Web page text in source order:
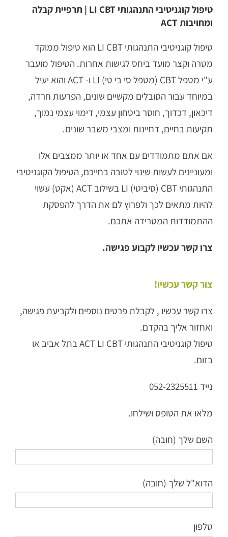
טיפול קוגניטיבי התנהגותי LI CBT | תרפיית קבלה
ומחויבות ACT
טיפול קוגניטיבי התנהגותי LI CBT הוא טיפול ממוקד
מטרה וקצר מועד ביחס לגישות אחרות. הטיפול מועבר
ע"י מטפל CBT (מטפל סי בי טי) LI ו- ACT והוא יעיל
במיוחד עבור הסובלים מקשיים שונים, הפרעות חרדה,
דיכאון, דכדוך, חוסר ביטחון עצמי, דימוי עצמי נמוך,
תקיעות בחיים, דחיינות ומצבי משבר שונים.
אם אתם מתמודדים עם אחד או יותר ממצבים אלו
ומעוניינים לעשות שינוי לטובה בחייכם, הטיפול הקוגניטיבי
התנהגותי CBT (סיביטי) LI בשילוב ACT (אקט) עשוי
להיות מתאים לכך ולפרוץ לם את הדרך להפסקת
ההתמודדות המטרידה אתכם.
צרו קשר עכשיו לקבוע פגישה.
צור קשר עכשיו!
צרו קשר עכשיו , לקבלת פרטים נוספים ולקביעת פגישה,
ואחזור אליך בהקדם.
טיפול קוגניטיבי התנהגותי ACT LI CBT בתל אביב או
בזום.
נייד 052-2325511
מלאו את הטופס ושילחו.
השם שלך (חובה)
הדוא"ל שלך (חובה)
טלפון